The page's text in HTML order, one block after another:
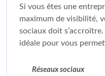
Si vous êtes une entreprise et que vous visez le
maximum de visibilité,
sociaux doit
idéale pour vous
Réseaux sociaux